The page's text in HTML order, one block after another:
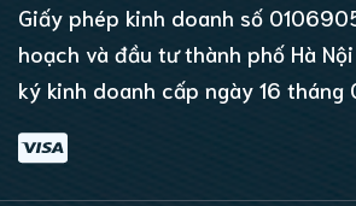
Giấy phép kinh doanh số
hoạch và đầu tư thành phố Hà
ký kinh doanh cấp ngày 16 tháng